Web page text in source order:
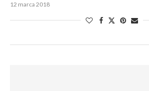
12 marca 2018